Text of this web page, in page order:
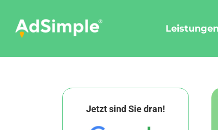
content
Jetzt sind Sie dran!